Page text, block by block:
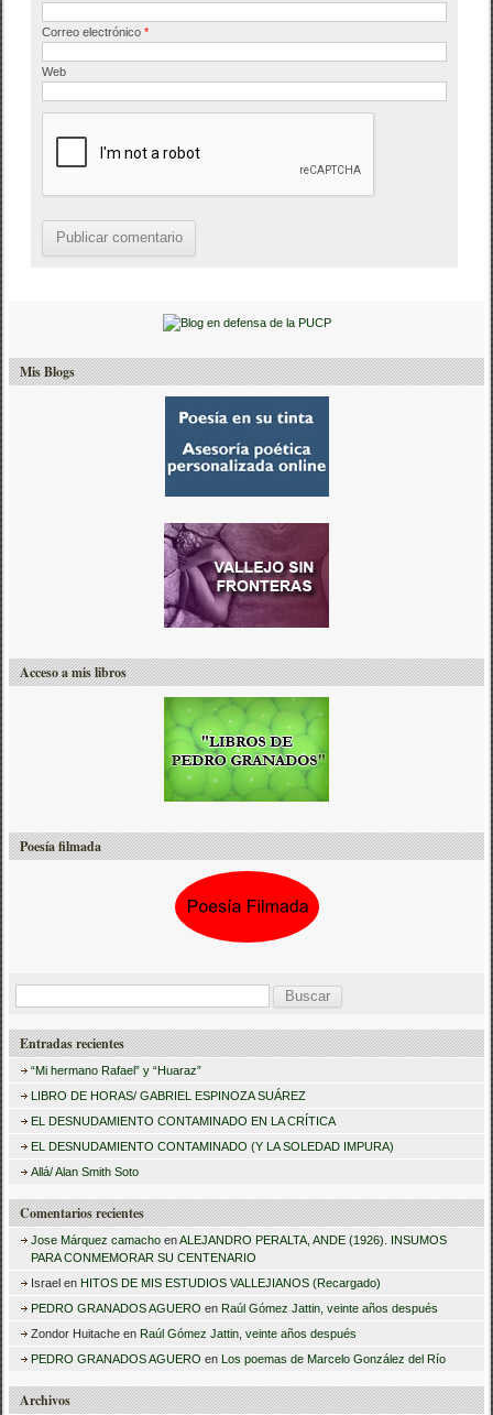
Correo electrónico*
Web
Mis Blogs
Acceso a mis libros
Poesía filmada
s
r
Entradas recientes
“Mi hermano Rafael” y “Huaraz”
LIBRO DE HORAS/ GABRIEL ESPINOZA SUÁREZ
EL DESNUDAMIENTO CONTAMINADO EN LA CRÍTICA
EL DESNUDAMIENTO CONTAMINADO (Y LA SOLEDAD IMPURA)
Allá/ Alan Smith Soto
Comentarios recientes
Jose Márquez camacho enALEJANDRO PERALTA, ANDE (1926). INSUMOS
PARA CONMEMORAR SU CENTENARIO
Israel en HITOS DE MIS ESTUDIOS VALLEJIANOS (Recargado)
PEDRO GRANADOS AGUERO en Raúl Gómez Jattin, veinte años después
Zondor Huitache en Raúl Gómez Jattin, veinte años después
PEDRO GRANADOS AGUERO en Los poemas de Marcelo González del Río
Archivos